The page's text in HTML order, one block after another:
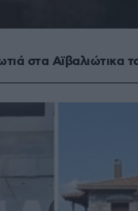
στα Αϊβαλιώτικα